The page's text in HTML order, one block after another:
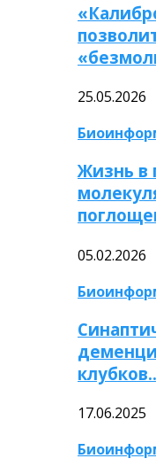
25.05.2026
Жизнь в
05.02.2026
17.06.2025